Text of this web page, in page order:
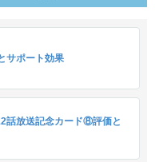
サポート効果
話放送記念カード⑧評価と